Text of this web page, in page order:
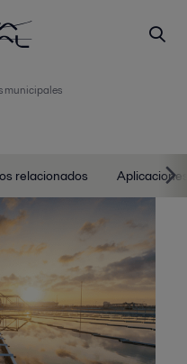
municipales
relacionados